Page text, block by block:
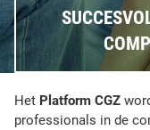
Het Platform CGZ
professionals in de